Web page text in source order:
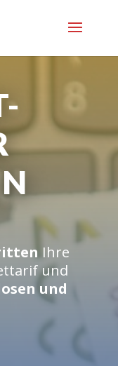
Ihre
und
und